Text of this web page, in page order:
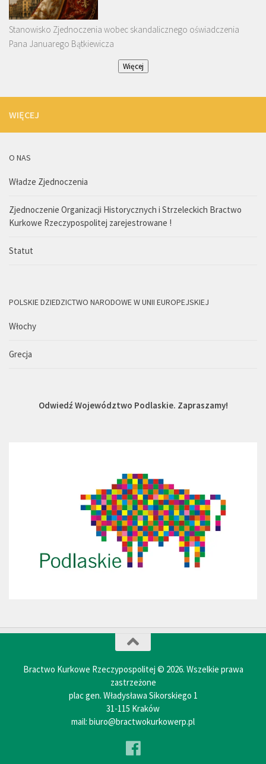
Stanowisko Zjednoczenia wobec skandalicznego oświadczenia
Pana Januarego Bątkiewicza
Więcej
WIĘCEJ
O NAS
Władze Zjednoczenia
Zjednoczenie Organizacji Historycznych i Strzeleckich Bractwo
Kurkowe Rzeczypospolitej zarejestrowane !
Statut
POLSKIE DZIEDZICTWO NARODOWE W UNII EUROPEJSKIEJ
Włochy
Grecja
Odwiedź Województwo Podlaskie. Zapraszamy!
Bractwo Kurkowe Rzeczypospolitej © 2026. Wszelkie prawa
zastrzeżone
plac gen. Władysława Sikorskiego 1
31-115 Kraków
mail: biuro@bractwokurkowerp.pl